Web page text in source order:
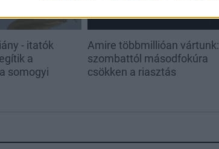
- itatók
a
somogyi
Amire többmillióan vártunk:
szombattól másodfokúra
csökken a riasztás